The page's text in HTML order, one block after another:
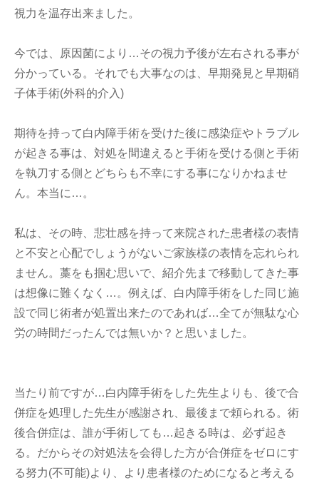
視力を温存出来ました。
今では、原因菌により…その視力予後が左右される事が
分かっている。それでも大事なのは、早期発見と早期硝
子体手術(外科的介入)
期待を持って白内障手術を受けた後に感染症やトラブル
が起きる事は、対処を間違えると手術を受ける側と手術
を執刀する側とどちらも不幸にする事になりかねませ
ん。本当に…。
私は、その時、悲壮感を持って来院された患者様の表情
と不安と心配でしょうがないご家族様の表情を忘れられ
ません。藁をも掴む思いで、紹介先まで移動してきた事
は想像に難くなく…。例えば、白内障手術をした同じ施
設で同じ術者が処置出来たのであれば…全てが無駄な心
労の時間だったんでは無いか？と思いました。
当たり前ですが…白内障手術をした先生よりも、後で合
併症を処理した先生が感謝され、最後まで頼られる。術
後合併症は、誰が手術しても…起きる時は、必ず起き
る。だからその対処法を会得した方が合併症をゼロにす
る努力(不可能)より、より患者様のためになると考える